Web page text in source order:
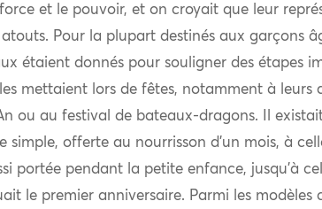
et le pouvoir, et on croyait que leur
atouts. Pour la plupart destinés aux garçons
étaient donnés pour souligner des étapes
mettaient lors de fêtes, notamment à leurs
ou au festival de bateaux-dragons. Il
simple, offerte au nourrisson d’un mois, à
portée pendant la petite enfance, jusqu’à
le premier anniversaire. Parmi les modèles